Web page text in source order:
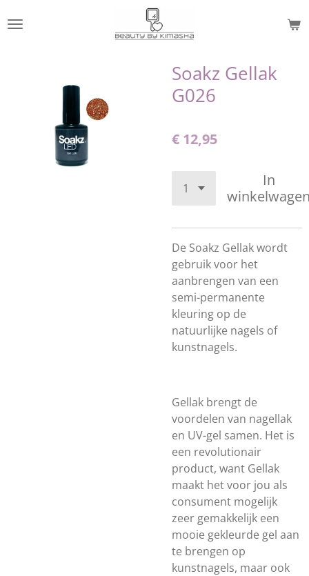
direct
Soakz Gellak
G026
€ 12,95
In
De Soakz Gellak wordt
gebruik voor het
aanbrengen van een
semi-permanente
kleuring op de
natuurlijke nagels of
kunstnagels.
Gellak brengt de
voordelen van nagellak
en UV-gel samen. Het is
een revolutionair
product, want Gellak
maakt het voor jou als
consument mogelijk
zeer gemakkelijk een
mooie gekleurde gel aan
te brengen op
kunstnagels, maar ook